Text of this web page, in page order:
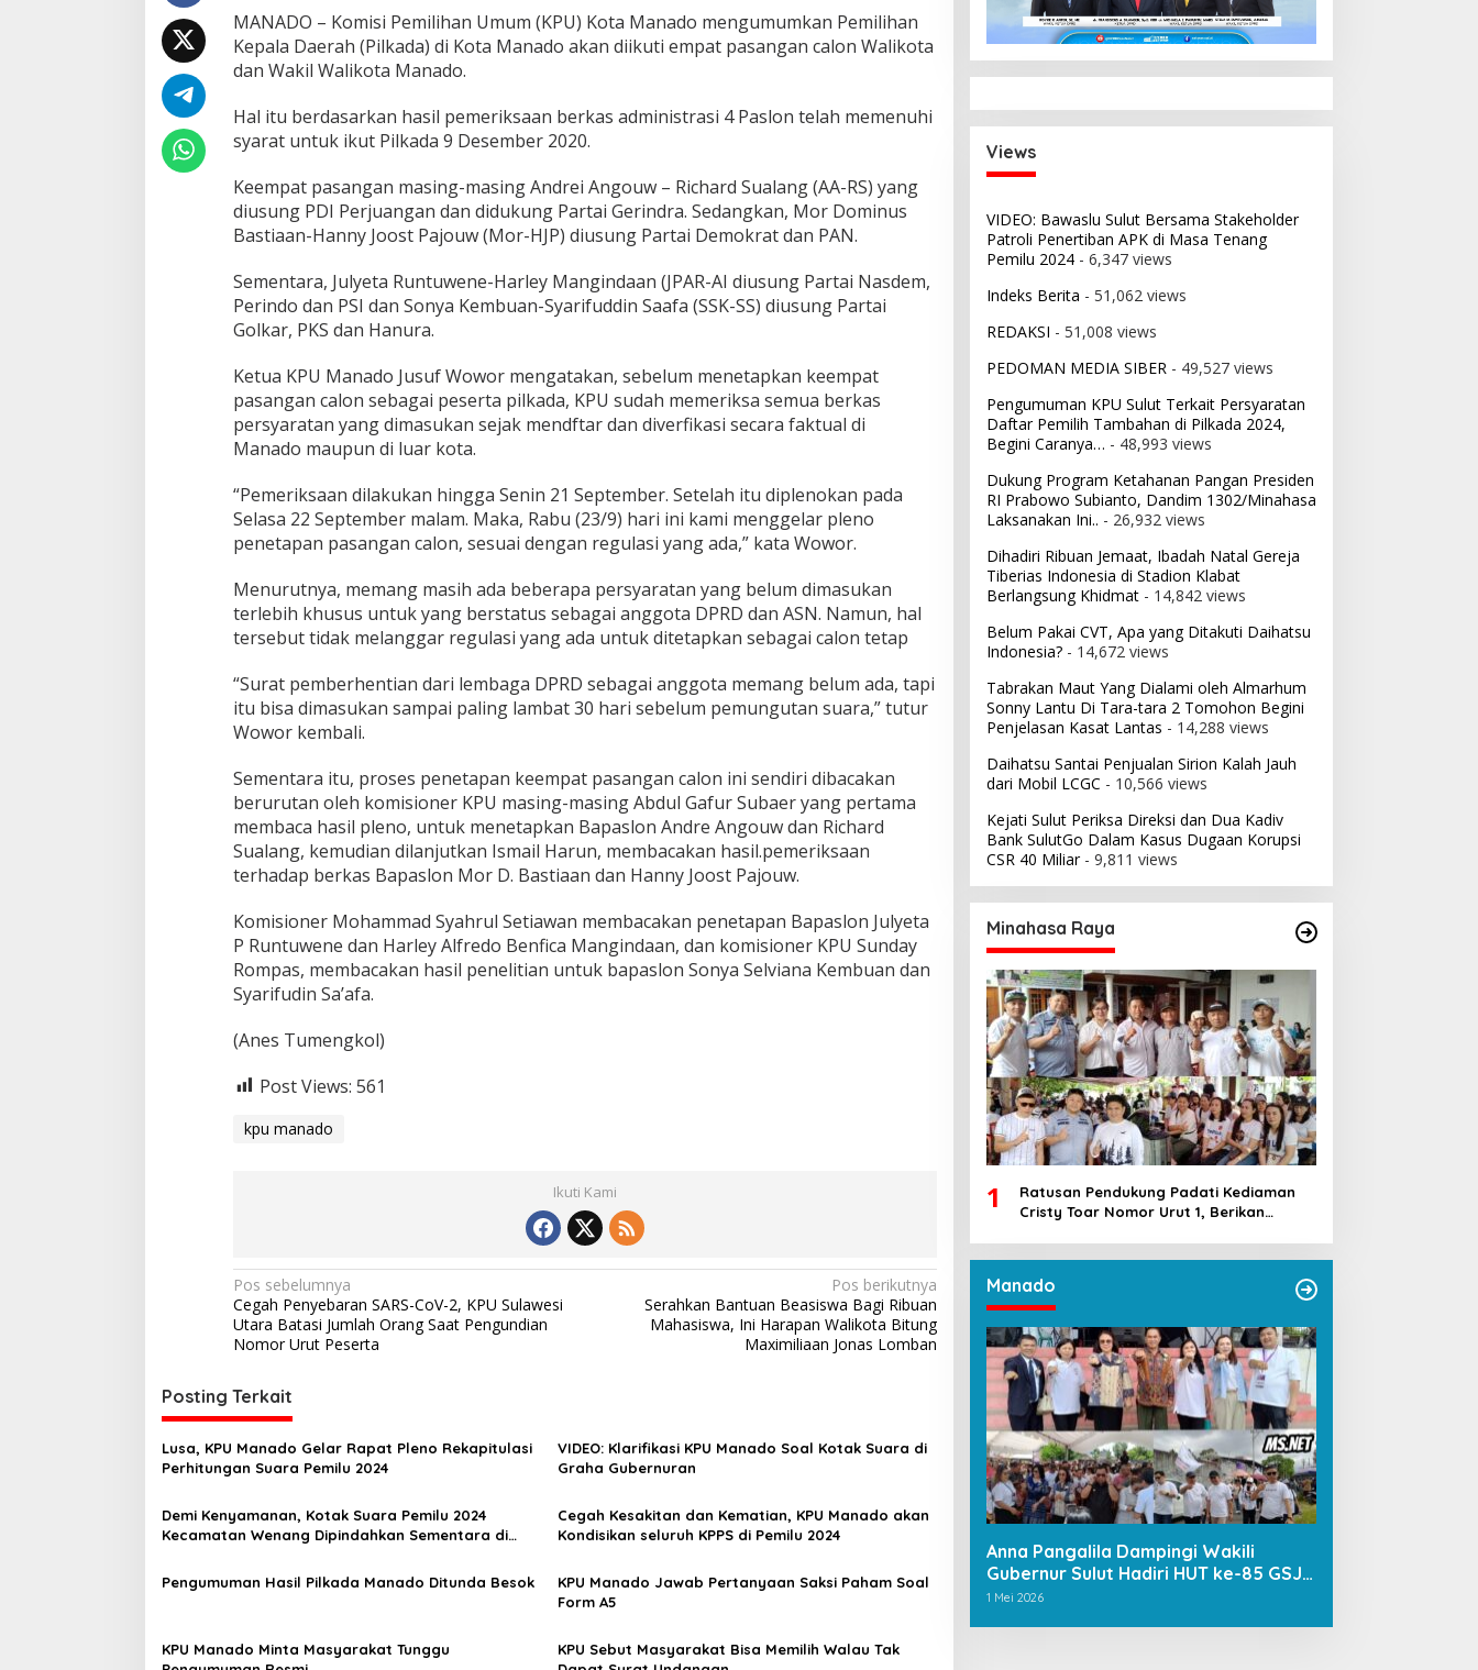
MANADO – Komisi Pemilihan Umum (KPU) Kota Manado mengumumkan Pemilihan
Kepala Daerah (Pilkada) di Kota Manado akan diikuti empat pasangan calon Walikota
dan Wakil Walikota Manado.
Hal itu berdasarkan hasil pemeriksaan berkas administrasi 4 Paslon telah memenuhi
syarat untuk ikut Pilkada 9 Desember 2020.
Keempat pasangan masing-masing Andrei Angouw – Richard Sualang (AA-RS) yang
diusung PDI Perjuangan dan didukung Partai Gerindra. Sedangkan, Mor Dominus
Bastiaan-Hanny Joost Pajouw (Mor-HJP) diusung Partai Demokrat dan PAN.
Sementara, Julyeta Runtuwene-Harley Mangindaan (JPAR-AI diusung Partai Nasdem,
Perindo dan PSI dan Sonya Kembuan-Syarifuddin Saafa (SSK-SS) diusung Partai
Golkar, PKS dan Hanura.
Ketua KPU Manado Jusuf Wowor mengatakan, sebelum menetapkan keempat
pasangan calon sebagai peserta pilkada, KPU sudah memeriksa semua berkas
persyaratan yang dimasukan sejak mendftar dan diverfikasi secara faktual di
Manado maupun di luar kota.
“Pemeriksaan dilakukan hingga Senin 21 September. Setelah itu diplenokan pada
Selasa 22 September malam. Maka, Rabu (23/9) hari ini kami menggelar pleno
penetapan pasangan calon, sesuai dengan regulasi yang ada,” kata Wowor.
Menurutnya, memang masih ada beberapa persyaratan yang belum dimasukan
terlebih khusus untuk yang berstatus sebagai anggota DPRD dan ASN. Namun, hal
tersebut tidak melanggar regulasi yang ada untuk ditetapkan sebagai calon tetap
“Surat pemberhentian dari lembaga DPRD sebagai anggota memang belum ada, tapi
itu bisa dimasukan sampai paling lambat 30 hari sebelum pemungutan suara,” tutur
Wowor kembali.
Sementara itu, proses penetapan keempat pasangan calon ini sendiri dibacakan
berurutan oleh komisioner KPU masing-masing Abdul Gafur Subaer yang pertama
membaca hasil pleno, untuk menetapkan Bapaslon Andre Angouw dan Richard
Sualang, kemudian dilanjutkan Ismail Harun, membacakan hasil.pemeriksaan
terhadap berkas Bapaslon Mor D. Bastiaan dan Hanny Joost Pajouw.
Komisioner Mohammad Syahrul Setiawan membacakan penetapan Bapaslon Julyeta
P Runtuwene dan Harley Alfredo Benfica Mangindaan, dan komisioner KPU Sunday
Rompas, membacakan hasil penelitian untuk bapaslon Sonya Selviana Kembuan dan
Syarifudin Sa’afa.
(Anes Tumengkol)
Post Views: 561
kpu manado
Ikuti Kami
N
a
v
i
g
a
s
i
p
s
Pos sebelumnya
Cegah Penyebaran SARS-CoV-2, KPU Sulawesi
Utara Batasi Jumlah Orang Saat Pengundian
Nomor Urut Peserta
Pos berikutnya
Serahkan Bantuan Beasiswa Bagi Ribuan
Mahasiswa, Ini Harapan Walikota Bitung
Maximiliaan Jonas Lomban
Posting Terkait
Lusa, KPU Manado Gelar Rapat Pleno Rekapitulasi
Perhitungan Suara Pemilu 2024
VIDEO: Klarifikasi KPU Manado Soal Kotak Suara di
Graha Gubernuran
Demi Kenyamanan, Kotak Suara Pemilu 2024
Kecamatan Wenang Dipindahkan Sementara di
Cegah Kesakitan dan Kematian, KPU Manado akan
Kondisikan seluruh KPPS di Pemilu 2024
Pengumuman Hasil Pilkada Manado Ditunda Besok
KPU Manado Jawab Pertanyaan Saksi Paham Soal
Form A5
KPU Manado Minta Masyarakat Tunggu
KPU Sebut Masyarakat Bisa Memilih Walau Tak
Views
VIDEO: Bawaslu Sulut Bersama Stakeholder
Patroli Penertiban APK di Masa Tenang
Pemilu 2024- 6,347 views
Indeks Berita - 51,062 views
REDAKSI - 51,008 views
PEDOMAN MEDIA SIBER- 49,527 views
Pengumuman KPU Sulut Terkait Persyaratan
Daftar Pemilih Tambahan di Pilkada 2024,
Begini Caranya… - 48,993 views
Dukung Program Ketahanan Pangan Presiden
RI Prabowo Subianto, Dandim 1302/Minahasa
Laksanakan Ini.. - 26,932 views
Dihadiri Ribuan Jemaat, Ibadah Natal Gereja
Tiberias Indonesia di Stadion Klabat
Berlangsung Khidmat- 14,842 views
Belum Pakai CVT, Apa yang Ditakuti Daihatsu
Indonesia?- 14,672 views
Tabrakan Maut Yang Dialami oleh Almarhum
Sonny Lantu Di Tara-tara 2 Tomohon Begini
Penjelasan Kasat Lantas - 14,288 views
Daihatsu Santai Penjualan Sirion Kalah Jauh
dari Mobil LCGC - 10,566 views
Kejati Sulut Periksa Direksi dan Dua Kadiv
Bank SulutGo Dalam Kasus Dugaan Korupsi
CSR 40 Miliar- 9,811 views
Minahasa Raya
1
Ratusan Pendukung Padati Kediaman
Cristy Toar Nomor Urut 1, Berikan
Manado
Anna Pangalila Dampingi Wakili
Gubernur Sulut Hadiri HUT ke-85 GSJA
Se-Sulut–Gorontalo di Langowan
1 Mei 2026